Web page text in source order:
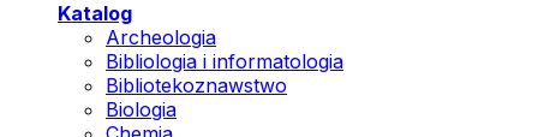
Katalog
Archeologia
Bibliologia i informatologia
Bibliotekoznawstwo
Biologia